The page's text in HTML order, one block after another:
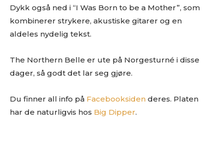
Link til nedlastbare pressebilder. Og coverbilde til platen.
Minst 1024px bredde er fint.
Det er lov å purre oss opp etter en liten stund.
Dykk også ned i “I Was Born to be a Mother”, som
kombinerer strykere, akustiske gitarer og en
aldeles nydelig tekst.
The Northern Belle er ute på Norgesturné i disse
dager, så godt det lar seg gjøre.
Du finner all info på Facebooksiden deres. Platen
har de naturligvis hos Big Dipper.